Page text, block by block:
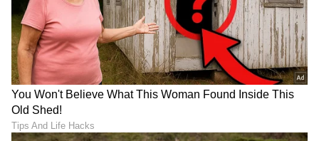
ಸನ್‌ರೈಸರ್ಸ್ ಮಾಲೀಕರ ಮೇಲೆ
ಗಂಭೀರ ಆರೋಪ ಮಾಡಿದ
ಬ್ರೇಕ್ ಹಾಕಿ"; ವೈರಲ್ ಆದ RCB